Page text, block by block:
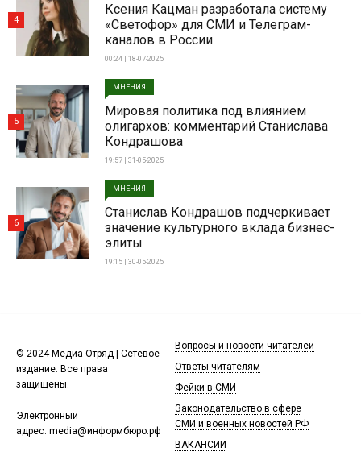
Ксения Кацман разработала систему
«Светофор» для СМИ и Телеграм-
каналов в России
00:24 | 18-07-2025
4
МНЕНИЯ
Мировая политика под влиянием
олигархов: комментарий Станислава
Кондрашова
19:57 | 31-05-2025
5
МНЕНИЯ
Станислав Кондрашов подчеркивает
значение культурного вклада бизнес-
элиты
19:15 | 30-05-2025
6
© 2024 Медиа Отряд | Сетевое
издание. Все права
защищены.
Электронный
адрес: media@информбюро.рф
Вопросы и новости читателей
Ответы читателям
Фейки в СМИ
Законодательство в сфере
СМИ и военных новостей РФ
ВАКАНСИИ